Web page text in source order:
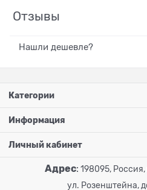
Отзывы
Нашли дешевле?
Категории
Информация
Личный кабинет
Адрес: 198095, Россия,
ул. Розенштейна,